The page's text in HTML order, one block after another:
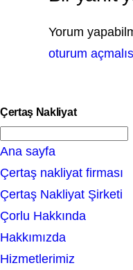
Yorum
oturum
Çertaş Nakliyat
e
a
r
c
h
Ana sayfa
Çertaş nakliyat firması
Çertaş Nakliyat Şirketi
Çorlu Hakkında
Hakkımızda
Hizmetlerimiz